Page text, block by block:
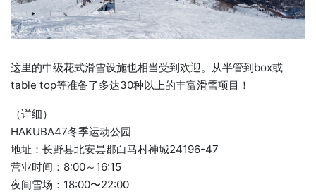
这里的中级花式滑雪设施也相当受到欢迎。从半管到box或
table top等准备了多达30种以上的丰富滑雪项目！
（详细）
HAKUBA47冬季运动公园
地址：长野县北安昙郡白马村神城24196-47
营业时间：8:00～16:15
夜间雪场：18:00〜22:00